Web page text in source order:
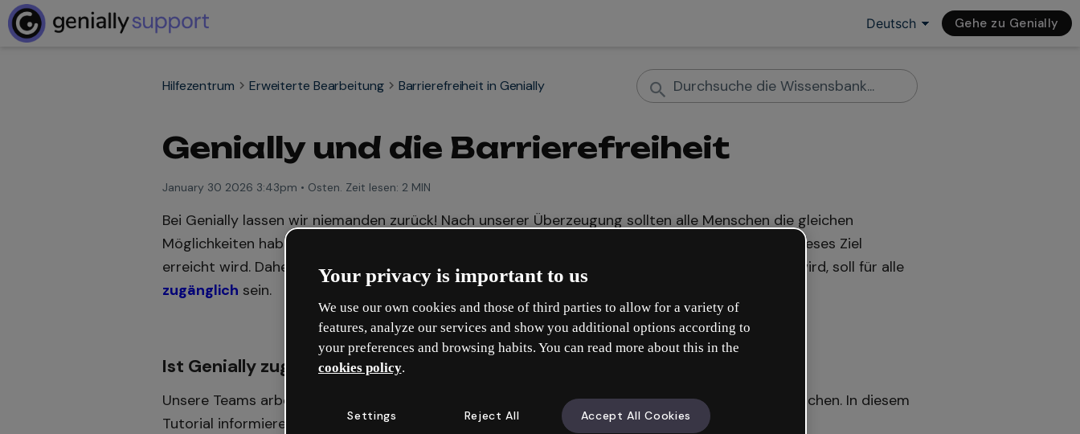
Gehe zu Genially
Hilfezentrum Erweiterte Bearbeitung Barrierefreiheit in Genially
Genially und die Barrierefreiheit
January 30 2026 3:43pm • Osten. Zeit lesen: 2 MIN
Bei Genially lassen wir niemanden zurück! Nach unserer Überzeugung sollten alle Menschen die gleichen
Möglichkeiten haben, und wir bemühen uns, alle bestehenden Hindernisse zu beseitigen, damit dieses Ziel
erreicht wird. Daher haben wir uns Folgendes überlegt: jeglicher Inhalt, der mit Genially erstellt wird, soll für alle
zugänglich sein.
Ist Genially zugänglich?
Unsere Teams arbeiten daran, das Tool zu verbessern und Genially jeden Tag zugänglicher zu machen. In diesem
Tutorial informieren wir dich über die Fortschritte in Bezug auf die Barrierefreiheit im Tool.
Your privacy is important to us
We use our own cookies and those of third parties to allow for a variety of
features, analyze our services and show you additional options according to
your preferences and browsing habits. You can read more about this in the
cookies policy.
Reject All Accept All Cookies
Settings